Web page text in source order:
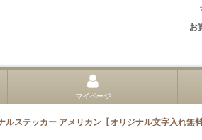
お
マイページ
ルステッカー アメリカン【オリジナル文字入れ無料